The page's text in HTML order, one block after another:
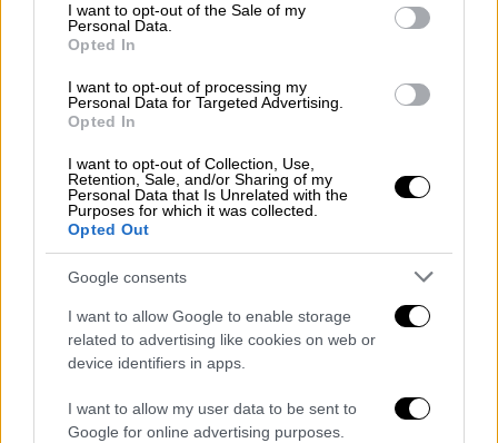
I want to opt-out of the Sale of my
Personal Data.
Opted In
I want to opt-out of processing my
Personal Data for Targeted Advertising.
Opted In
I want to opt-out of Collection, Use,
Retention, Sale, and/or Sharing of my
Personal Data that Is Unrelated with the
Purposes for which it was collected.
Opted Out
Google consents
I want to allow Google to enable storage
related to advertising like cookies on web or
device identifiers in apps.
I want to allow my user data to be sent to
Google for online advertising purposes.
τρίποντα, να δίνω σκριν και να ρολάρω πιο
γρήγορα και να δίνω σωστές πάσες. Είναι
δύσκολο να τρέχω με όλη μου την δύναμη και
να προσπαθώ να δώσω σωστή πάσα στην
Προσπαθώ να είμαι πιο ακριβής και είναι
πολλά πράγματα που ακόμα προσθέτω και
ελπίζω όταν τα βάλω όλα αυτά, θα είμαι πιο
ολοκληρωμένος παίκτης και θα είμαι
καλύτερος και θα μπορώ να βοηθήσω την
ομάδα μου να κερδίσει κάνοντας πιο εύκολο
το παιχνίδι». Νωρίτερα ο διεθνής Έλληνας
φόργουορντ είχε δηλώσει:
«Απλά
προσπαθώ να κάνω την δουλειά μου, η οποία